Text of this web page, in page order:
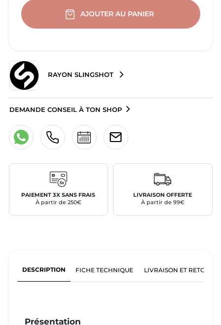
AJOUTER AU PANIER
RAYON SLINGSHOT
DEMANDE CONSEIL À TON SHOP
PAIEMENT 3X SANS FRAIS
À partir de 250€
LIVRAISON OFFERTE
À partir de 99€
DESCRIPTION FICHE TECHNIQUE LIVRAISON ET RETOURS
Présentation